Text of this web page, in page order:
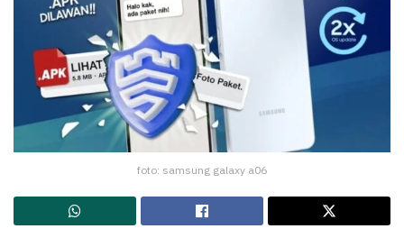
foto: samsung galaxy a06